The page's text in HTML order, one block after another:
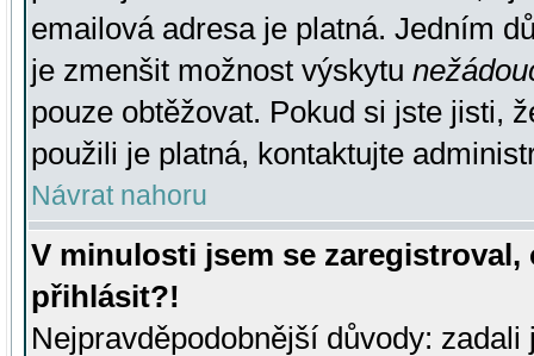
emailová adresa je platná. Jedním
je zmenšit možnost výskytu
pouze obtěžovat. Pokud si jste jisti,
použili je platná, kontaktujte
Návrat nahoru
V minulosti jsem se
přihlásit?!
Nejpravděpodobnější důvody: